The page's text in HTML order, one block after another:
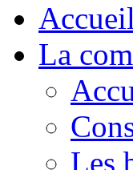
Accueil
La
Les